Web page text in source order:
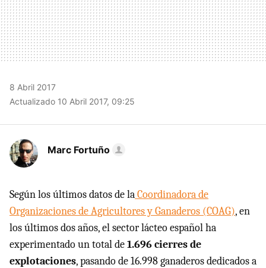
8 Abril 2017
Actualizado 10 Abril 2017, 09:25
Marc Fortuño
Según los últimos datos de laCoordinadora de
Organizaciones de Agricultores y Ganaderos (COAG), en
los últimos dos años, el sector lácteo español ha
experimentado un total de1.696 cierres de
explotaciones, pasando de 16.998 ganaderos dedicados a